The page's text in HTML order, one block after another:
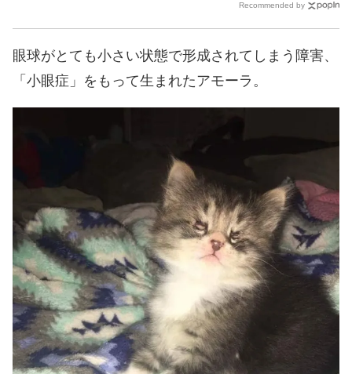
Recommended by
眼球がとても小さい状態で形成されてしまう障害、
「小眼症」をもって生まれたアモーラ。